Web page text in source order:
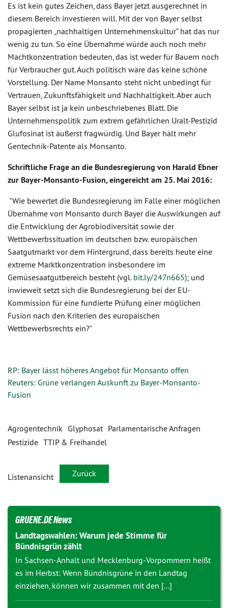
Es ist kein gutes Zeichen, dass Bayer jetzt ausgerechnet in
diesem Bereich investieren will. Mit der von Bayer selbst
propagierten „nachhaltigen Unternehmenskultur“ hat das nur
wenig zu tun. So eine Übernahme würde auch noch mehr
Machtkonzentration bedeuten, das ist weder für Bauern noch
für Verbraucher gut. Auch politisch wäre das keine schöne
Vorstellung. Der Name Monsanto steht nicht unbedingt für
Vertrauen, Zukunftsfähigkeit und Nachhaltigkeit. Aber auch
Bayer selbst ist ja kein unbeschriebenes Blatt. Die
Unternehmenspolitik zum extrem gefährlichen Uralt-Pestizid
Glufosinat ist äußerst fragwürdig. Und Bayer hält mehr
Gentechnik-Patente als Monsanto.
Schriftliche Frage an die Bundesregierung von Harald Ebner
zur Bayer-Monsanto-Fusion, eingereicht am 25. Mai 2016:
"Wie bewertet die Bundesregierung im Falle einer möglichen
Übernahme von Monsanto durch Bayer die Auswirkungen auf
die Entwicklung der Agrobiodiversität sowie der
Wettbewerbssituation im deutschen bzw. europäischen
Saatgutmarkt vor dem Hintergrund, dass bereits heute eine
extreme Marktkonzentration insbesondere im
Gemüsesaatgutbereich besteht (vgl. bit.ly/247n665); und
inwieweit setzt sich die Bundesregierung bei der EU-
Kommission für eine fundierte Prüfung einer möglichen
Fusion nach den Kriterien des europäischen
Wettbewerbsrechts ein?"
RP: Bayer lässt höheres Angebot für Monsanto offen
Reuters: Grüne verlangen Auskunft zu Bayer-Monsanto-
Fusion
Agrogentechnik Glyphosat Parlamentarische Anfragen
Pestizide TTIP & Freihandel
Listenansicht Zurück
GRUENE.DE News
Landtagswahlen: Warum jede Stimme für
Bündnisgrün zählt
In Sachsen-Anhalt und Mecklenburg-Vorpommern heißt
es im Herbst: Wenn Bündnisgrüne in den Landtag
einziehen, können wir zusammen mit den [...]